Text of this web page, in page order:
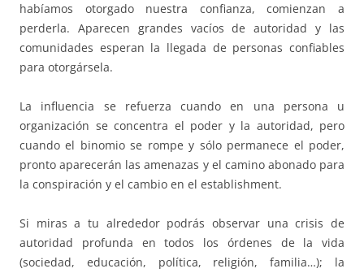
habíamos otorgado nuestra confianza, comienzan a
perderla. Aparecen grandes vacíos de autoridad y las
comunidades esperan la llegada de personas confiables
para otorgársela.
La influencia se refuerza cuando en una persona u
organización se concentra el poder y la autoridad, pero
cuando el binomio se rompe y sólo permanece el poder,
pronto aparecerán las amenazas y el camino abonado para
la conspiración y el cambio en el establishment.
Si miras a tu alrededor podrás observar una crisis de
autoridad profunda en todos los órdenes de la vida
(sociedad, educación, política, religión, familia…); la